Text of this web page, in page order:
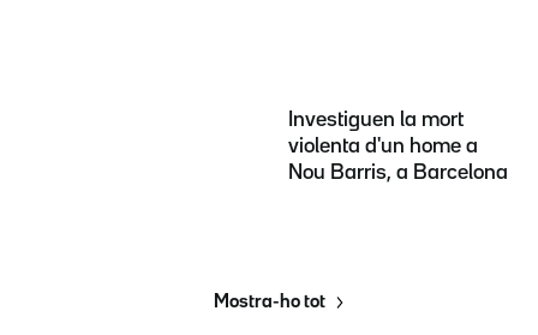
Investiguen la mort
violenta d'un home a
Nou Barris, a Barcelona
Mostra-ho tot